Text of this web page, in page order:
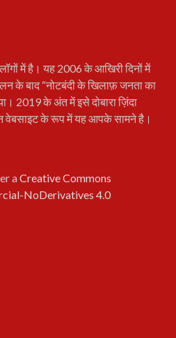
में है। यह 2006 के आखिरी दिनों में
के बाद “नोटबंदी के खिलाफ़ जनता का
2019 के अंत में इसे दोबारा ज़िंदा
वेबसाइट के रूप में यह आपके सामने है।
aCreative Commons
NoDerivatives 4.0